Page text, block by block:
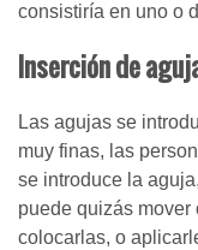
consistiría en uno o
Inserción de
Las agujas se
muy finas, las
se introduce la
puede quizás
colocarlas, o